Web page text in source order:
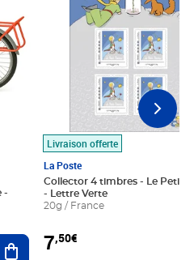
Ajouter au panier
Livraison offerte
La Poste
Collector 4 timbres - Le Petit
- Lettre Verte
20g / France
7,50€